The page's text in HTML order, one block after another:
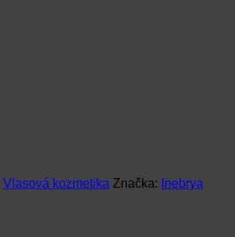
Vlasová kozmetika Značka: Inebrya